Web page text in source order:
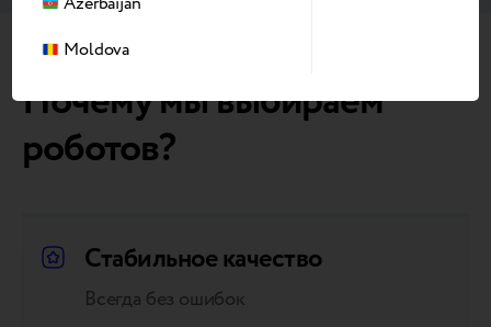
Почему мы выбираем
роботов?
Стабильное качество
Всегда без ошибок
Moldova